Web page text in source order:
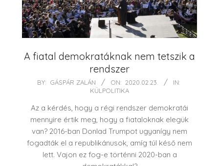
A fiatal demokratáknak nem tetszik a
rendszer
2020-BY: GÁSPÁR ZALÁN ON: 2020.02.23.
IN:
KÜLPOLITIKA
Az a kérdés, hogy a régi rendszer demokratái
mennyire értik meg, hogy a fiataloknak elegük
van? 2016-ban Donlad Trumpot ugyanígy nem
fogadták el a republikánusok, amíg túl késő nem
lett. Vajon ez fog-e történni 2020-ban a